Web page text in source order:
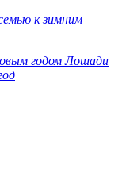
к зимним
годом Лошади